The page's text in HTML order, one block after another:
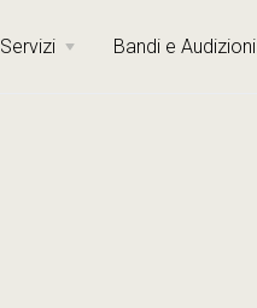
Servizi Bandi e Audizioni